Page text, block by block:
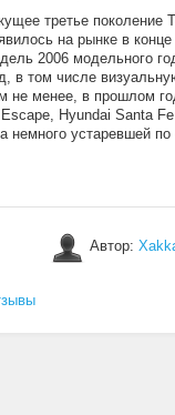
третье поколение
на рынке в конце
2006 модельного
в том числе
не менее, в прошлом
Hyundai Santa
немного устаревшей
Автор: